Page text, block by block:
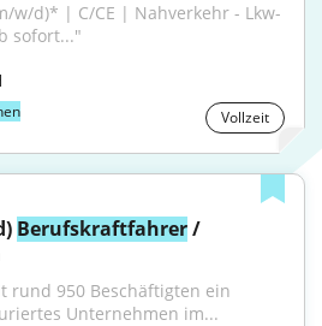
w/d)* | C/CE | Nahverkehr - Lkw-
sofort..."
Vollzeit
Berufskraftfahrer /
rund 950 Beschäftigten ein
Unternehmen im...